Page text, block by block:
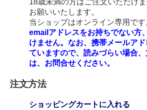
お願いいたします。
当ショップはオンライン専用で
emailアドレスをお持ちでない方
けません。なお、携帯メールア
ていますので、読みづらい場合
は、お問合せください。
注文方法
ショッピングカートに入れる